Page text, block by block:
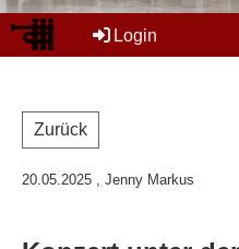
Login
Zurück
20.05.2025 , Jenny Markus